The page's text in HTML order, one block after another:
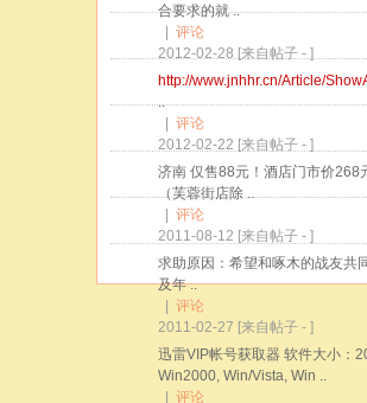
合要求的就 ..
| 评论
2012-02-28 [来自帖子 - ]
http://www.jnhhr.cn/Article/
..
| 评论
2012-02-22 [来自帖子 - ]
济南 仅售88元！酒店门市价268
（芙蓉街店除 ..
| 评论
2011-08-12 [来自帖子 - ]
求助原因：希望和啄木的战友共
及年 ..
| 评论
2011-02-27 [来自帖子 - ]
迅雷VIP帐号获取器 软件大小：
Win2000, Win/Vista, Win ..
| 评论